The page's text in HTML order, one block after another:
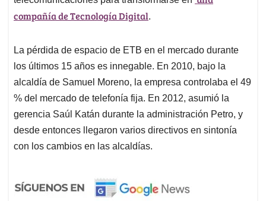
compañía de Tecnología Digital.
La pérdida de espacio de ETB en el mercado durante
los últimos 15 años es innegable. En 2010, bajo la
alcaldía de Samuel Moreno, la empresa controlaba el 49
% del mercado de telefonía fija. En 2012, asumió la
gerencia Saúl Katán durante la administración Petro, y
desde entonces llegaron varios directivos en sintonía
con los cambios en las alcaldías.